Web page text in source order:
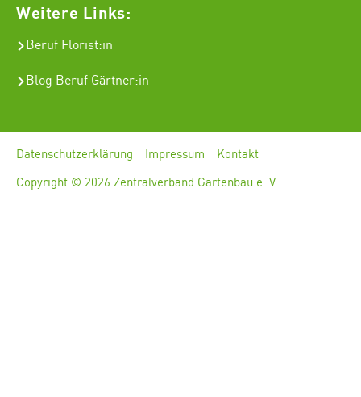
Weitere Links:
Beruf Florist:in
Blog Beruf Gärtner:in
Datenschutzerklärung Impressum Kontakt
Copyright © 2026 Zentralverband Gartenbau e. V.